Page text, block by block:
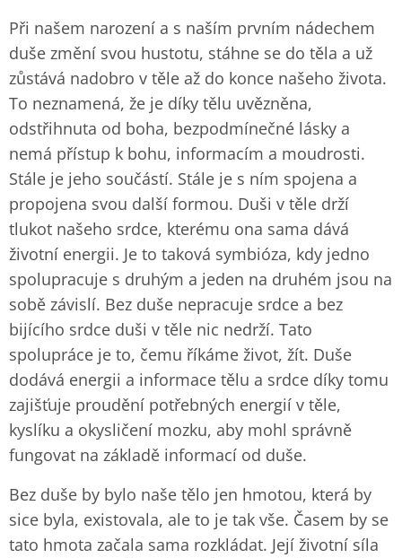
Při našem narození a s naším prvním nádechem
duše změní svou hustotu, stáhne se do těla a už
zůstává nadobro v těle až do konce našeho života.
To neznamená, že je díky tělu uvězněna,
odstřihnuta od boha, bezpodmínečné lásky a
nemá přístup k bohu, informacím a moudrosti.
Stále je jeho součástí. Stále je s ním spojena a
propojena svou další formou. Duši v těle drží
tlukot našeho srdce, kterému ona sama dává
životní energii. Je to taková symbióza, kdy jedno
spolupracuje s druhým a jeden na druhém jsou na
sobě závislí. Bez duše nepracuje srdce a bez
bijícího srdce duši v těle nic nedrží. Tato
spolupráce je to, čemu říkáme život, žít. Duše
dodává energii a informace tělu a srdce díky tomu
zajišťuje proudění potřebných energií v těle,
kyslíku a okysličení mozku, aby mohl správně
fungovat na základě informací od duše.
Bez duše by bylo naše tělo jen hmotou, která by
sice byla, existovala, ale to je tak vše. Časem by se
tato hmota začala sama rozkládat. Její životní síla